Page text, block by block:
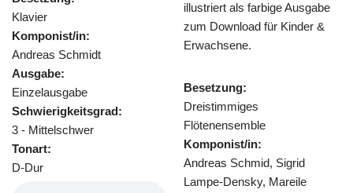
illustriert als farbige Ausgabe
Erwachsene.
Besetzung:
Dreistimmiges
Flötenensemble
Komponist/in:
Andreas Schmid, Sigrid
Besetzung:
Trio für 2 Flöten und Klavier
Heinz Reichert
Ausgabe:
Einzelausgabe
Schwierigkeitsgrad:
3 - Mittelschwer
Tonart: